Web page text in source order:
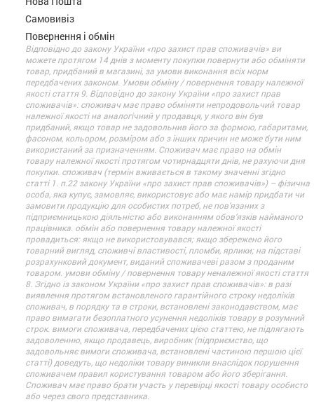
Самовивіз
Повернення і обмін
Відповідно до закону України «про захист прав споживачів» ви
можете протягом 14 днів з моменту покупки повернути або обміняти
товар, придбаний в магазині, за умови виконання всіх норм
передбачених законом. Умови обміну / повернення товару належної
якості стаття 9. Відповідно до закону України «про захист прав
споживачів»: споживач має право обміняти непродовольчий товар
належної якості на аналогічний у продавця, у якого він був
придбаний, якщо товар не задовольнив його за формою, габаритами,
фасоном, кольором, розміром або з інших причин не може бути ним
використаний за призначенням. Споживач має право на обмін
товару належної якості протягом чотирнадцяти днів, не рахуючи дня
покупки. споживач (термін вживається в такому значенні згідно
статті 1. п.22 закону України «про захист прав споживачів») – фізична
особа, яка купує, замовляє, використовує або має намір придбати чи
замовити продукцію для особистих потреб, не пов’язаних з
підприємницькою діяльністю або виконанням обов’язків найманого
працівника. обмін або повернення товару належної якості
провадиться: якщо не використовувався; якщо збережено його
товарний вигляд, споживчі властивості, пломби, ярлики; на підставі
розрахунковий документ, виданий споживачеві разом з проданим
товаром. умови обміну / повернення товару неналежної якості стаття
8. Згідно із законом України «про захист прав споживачів»: в разі
виявлення протягом встановленого гарантійного строку недоліків
споживач, в порядку та в строки, встановлені законодавством, має
право вимагати безоплатного усунення недоліків товару в розумний
строк. вимоги споживача, передбачених цією статтею, не підлягають
задоволенню, якщо продавець, виробник (підприємство, що
задовольняє вимоги споживача, встановлені частиною першою цієї
статті) доведуть, що недоліки товару виникли внаслідок порушення
споживачем правил користування товаром або його зберігання.
Споживач має право брати участь у перевірці якості товару особисто
або через свого представника.